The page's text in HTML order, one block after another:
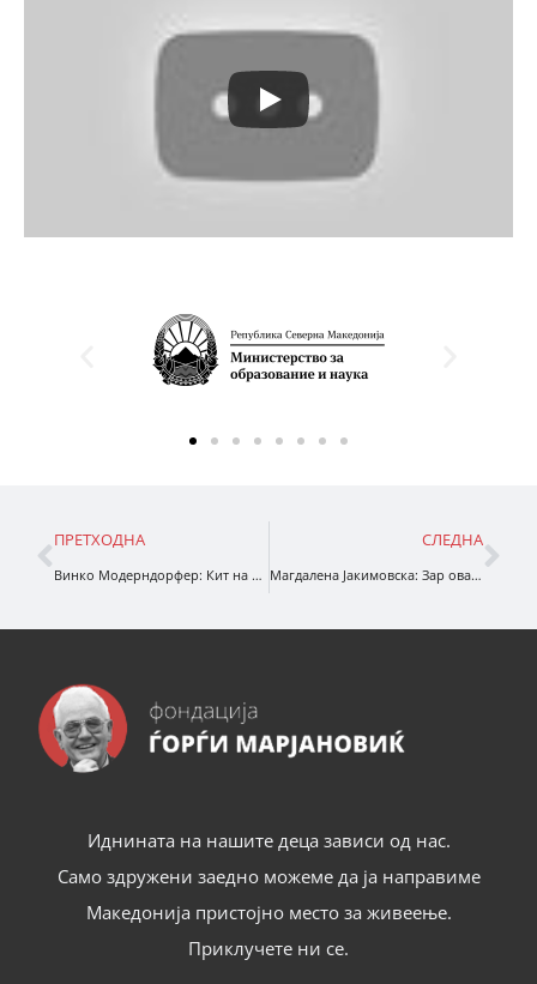
ПРЕТХОДНА
Винко Модерндорфер: Кит на плажа
СЛЕДНА
Магдалена Јакимовска: Зар ова е крајот
Иднината на нашите деца зависи од нас.
Само здружени заедно можеме да ја направиме
Македонија пристојно место за живеење.
Приклучете ни се.